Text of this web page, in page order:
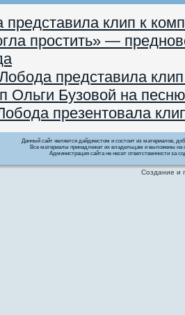
представила клип к
простить» —
представила
Ольги Бузовой на
презентовала
Данный сайт является дайджестом и состоит из материалов,
Все материалы принадлежат их владельцам и выложены на
Администрация сайта не несет ответственности за
Создание и